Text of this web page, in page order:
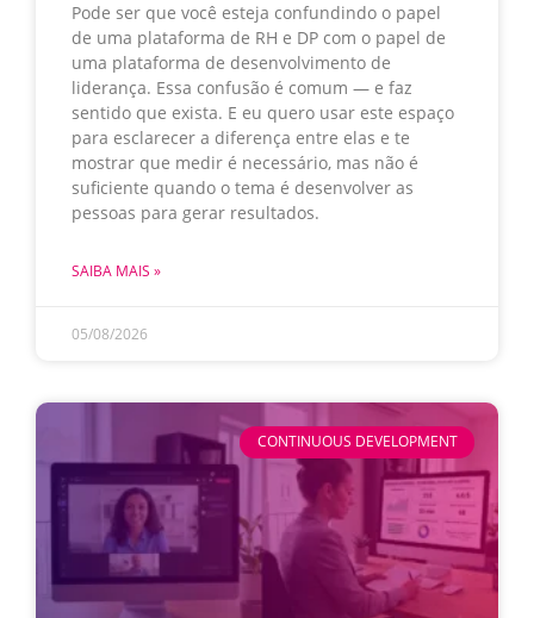
Pode ser que você esteja confundindo o papel
de uma plataforma de RH e DP com o papel de
uma plataforma de desenvolvimento de
liderança. Essa confusão é comum — e faz
sentido que exista. E eu quero usar este espaço
para esclarecer a diferença entre elas e te
mostrar que medir é necessário, mas não é
suficiente quando o tema é desenvolver as
pessoas para gerar resultados.
SAIBA MAIS »
05/08/2026
CONTINUOUS DEVELOPMENT